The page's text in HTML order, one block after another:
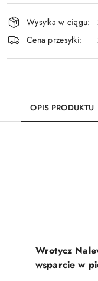
Dostępność
i
dostawa
Wysyłka w ciągu:
Cena przesyłki:
OPIS PRODUKTU
Wrotycz
wsparcie w